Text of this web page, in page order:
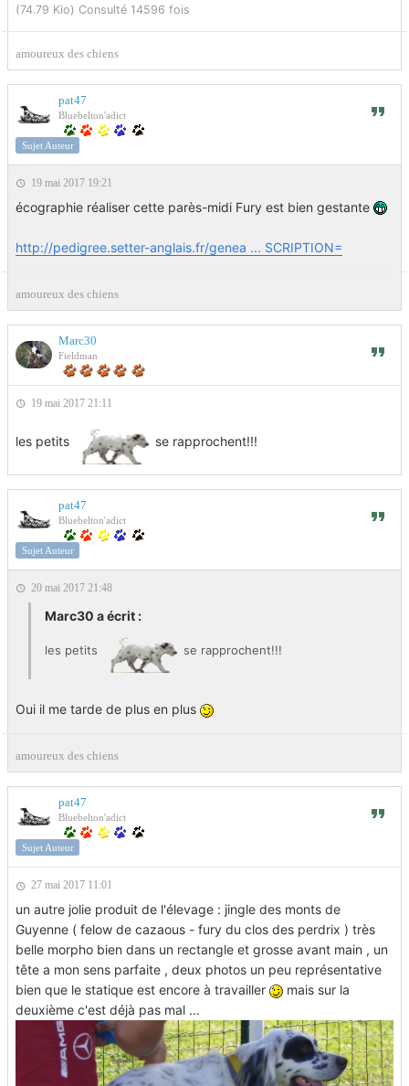
(74.79 Kio) Consulté 14596 fois
amoureux des chiens
pat47
Bluebelton'adict
Sujet Auteur
19 mai 2017 19:21
écographie réaliser cette parès-midi Fury est bien gestante
http://pedigree.setter-anglais.fr/genea ... SCRIPTION=
amoureux des chiens
Marc30
Fieldman
19 mai 2017 21:11
les petits se rapprochent!!!
pat47
Bluebelton'adict
Sujet Auteur
20 mai 2017 21:48
Marc30 a écrit :
les petits se rapprochent!!!
Oui il me tarde de plus en plus
amoureux des chiens
pat47
Bluebelton'adict
Sujet Auteur
27 mai 2017 11:01
un autre jolie produit de l'élevage : jingle des monts de
Guyenne ( felow de cazaous - fury du clos des perdrix ) très
belle morpho bien dans un rectangle et grosse avant main , un
tête a mon sens parfaite , deux photos un peu représentative
bien que le statique est encore à travailler
mais sur la
deuxième c'est déjà pas mal ...